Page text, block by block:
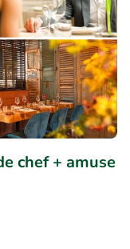
chef + amuse